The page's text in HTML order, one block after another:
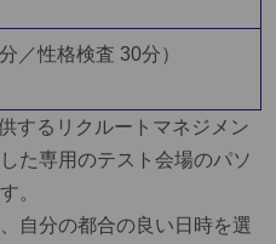
／性格検査 30分）
するリクルートマネジメン
た専用のテスト会場のパソ
。
自分の都合の良い日時を選